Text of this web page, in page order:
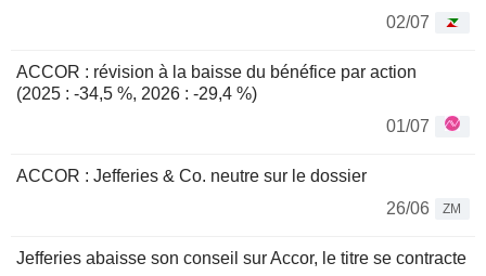
02/07
ACCOR : révision à la baisse du bénéfice par action
(2025 : -34,5 %, 2026 : -29,4 %)
01/07
ACCOR : Jefferies & Co. neutre sur le dossier
26/06
ZM
Jefferies abaisse son conseil sur Accor, le titre se contracte